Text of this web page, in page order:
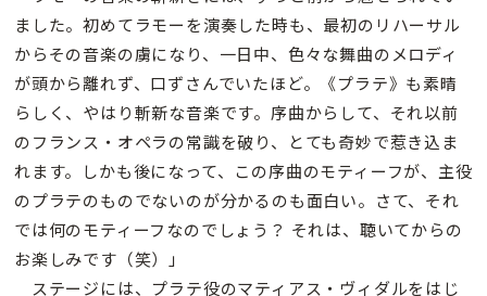
ました。初めてラモーを演奏した時も、最初のリハーサル
からその音楽の虜になり、一日中、色々な舞曲のメロディ
が頭から離れず、口ずさんでいたほど。《プラテ》も素晴
らしく、やはり斬新な音楽です。序曲からして、それ以前
のフランス・オペラの常識を破り、とても奇妙で惹き込ま
れます。しかも後になって、この序曲のモティーフが、主役
のプラテのものでないのが分かるのも面白い。さて、それ
では何のモティーフなのでしょう？ それは、聴いてからの
お楽しみです（笑）」
ステージには、プラテ役のマティアス・ヴィダルをはじ